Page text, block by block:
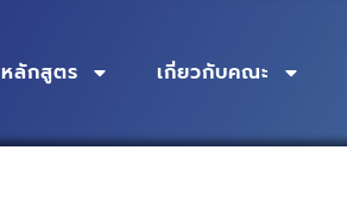
หลักสูตร เกี่ยวกับคณะ